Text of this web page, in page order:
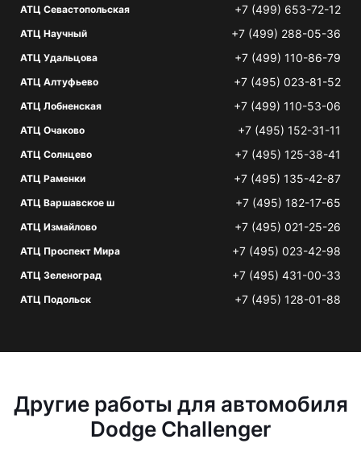
АТЦ Севастопольская +7 (499) 653-72-12
АТЦ Научный +7 (499) 288-05-36
АТЦ Удальцова +7 (499) 110-86-79
АТЦ Алтуфьево +7 (495) 023-81-52
АТЦ Лобненская +7 (499) 110-53-06
АТЦ Очаково +7 (495) 152-31-11
АТЦ Солнцево +7 (495) 125-38-41
АТЦ Раменки +7 (495) 135-42-87
АТЦ Варшавское ш +7 (495) 182-17-65
АТЦ Измайлово +7 (495) 021-25-26
АТЦ Проспект Мира +7 (495) 023-42-98
АТЦ Зеленоград +7 (495) 431-00-33
АТЦ Подольск +7 (495) 128-01-88
Другие работы для автомобиля
Dodge Challenger